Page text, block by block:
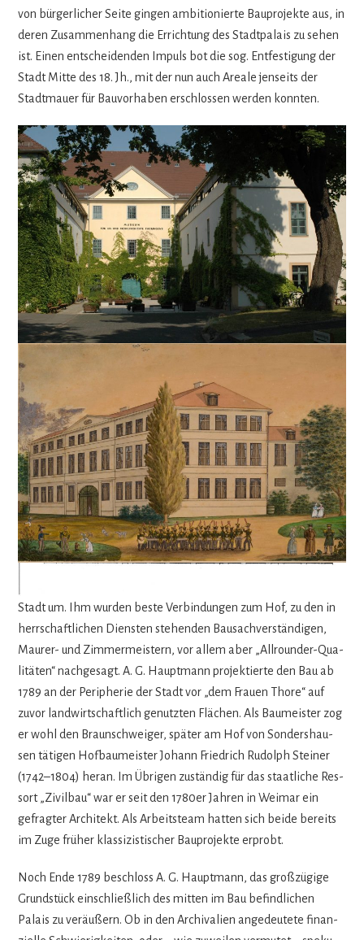
von bür­ger­li­cher Seite gin­gen ambi­tio­nierte Bau­pro­jekte aus, in
deren Zusam­men­hang die Errich­tung des Stadt­pa­lais zu sehen
ist. Einen ent­schei­den­den Impuls bot die sog. Ent­fes­ti­gung der
Stadt Mitte des 18. Jh., mit der nun auch Areale jen­seits der
Stadt­mauer für Bau­vor­ha­ben erschlos­sen wer­den konnten.
Ein ambi­tio­nier­tes Wohn­bau­pro­jekt, seine Erbauer
und Bewohner
Als einer der Haupt­ak­teure wirkte dabei der umtrie­bige Bau­lei­
ter, Unter­neh­mer und so beti­telte „Hof­jä­ger“ Anton Georg
Haupt­mann (1735–1803), eine sei­ner­zeit schil­lernde Per­sön­lich­
Stadt um. Ihm wur­den beste Ver­bin­dun­gen zum Hof, zu den in
herr­schaft­li­chen Diens­ten ste­hen­den Bau­sach­ver­stän­di­gen,
Mau­rer- und Zim­mer­meis­tern, vor allem aber „All­roun­der-Qua­
li­tä­ten“ nach­ge­sagt. A. G. Haupt­mann pro­jek­tierte den Bau ab
1789 an der Peri­phe­rie der Stadt vor „dem Frauen Thore“ auf
zuvor land­wirt­schaft­lich genutz­ten Flä­chen. Als Bau­meis­ter zog
er wohl den Braun­schwei­ger, spä­ter am Hof von Son­ders­hau­
sen täti­gen Hof­bau­meis­ter Johann Fried­rich Rudolph Stei­ner
(1742–1804) heran. Im Übri­gen zustän­dig für das staat­li­che Res­
sort „Zivil­bau“ war er seit den 1780erJah­ren in Wei­mar ein
gefrag­ter Archi­tekt. Als Arbeits­team hat­ten sich beide bereits
im Zuge frü­her klas­si­zis­ti­scher Bau­pro­jekte erprobt.
Noch Ende 1789 beschloss A. G. Haupt­mann, das groß­zü­gige
Grund­stück ein­schließ­lich des mit­ten im Bau befind­li­chen
Palais zu ver­äu­ßern. Ob in den Archi­va­lien ange­deu­tete finan­